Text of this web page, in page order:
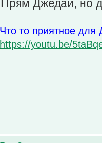
Прям Джедай, но
Что то приятное для
https://youtu.be/